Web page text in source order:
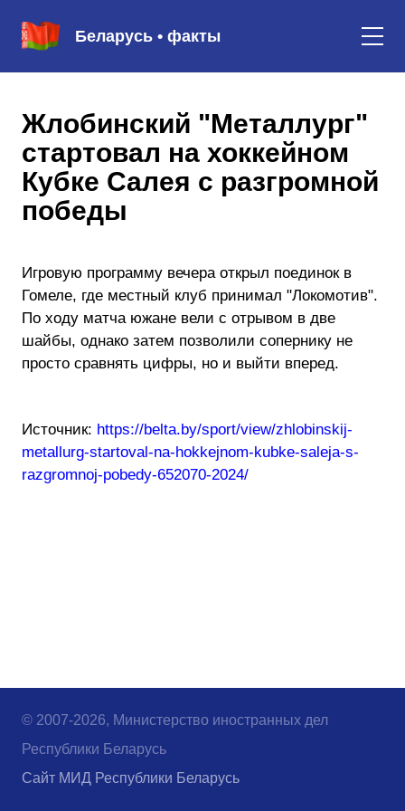
Беларусь • факты
Жлобинский "Металлург"
стартовал на хоккейном
Кубке Салея с разгромной
победы
Игровую программу вечера открыл поединок в
Гомеле, где местный клуб принимал "Локомотив".
По ходу матча южане вели с отрывом в две
шайбы, однако затем позволили сопернику не
просто сравнять цифры, но и выйти вперед.
Источник: https://belta.by/sport/view/zhlobinskij-
metallurg-startoval-na-hokkejnom-kubke-saleja-s-
razgromnoj-pobedy-652070-2024/
© 2007-2026, Министерство иностранных дел
Республики Беларусь
Сайт МИД Республики Беларусь